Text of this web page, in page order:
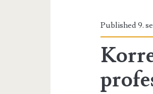
Published 9.